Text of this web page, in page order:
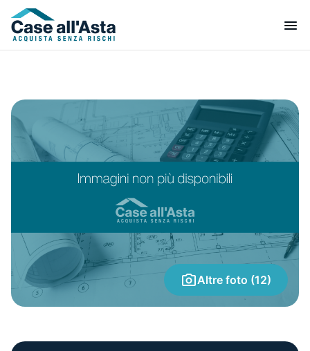
Altre foto (12)